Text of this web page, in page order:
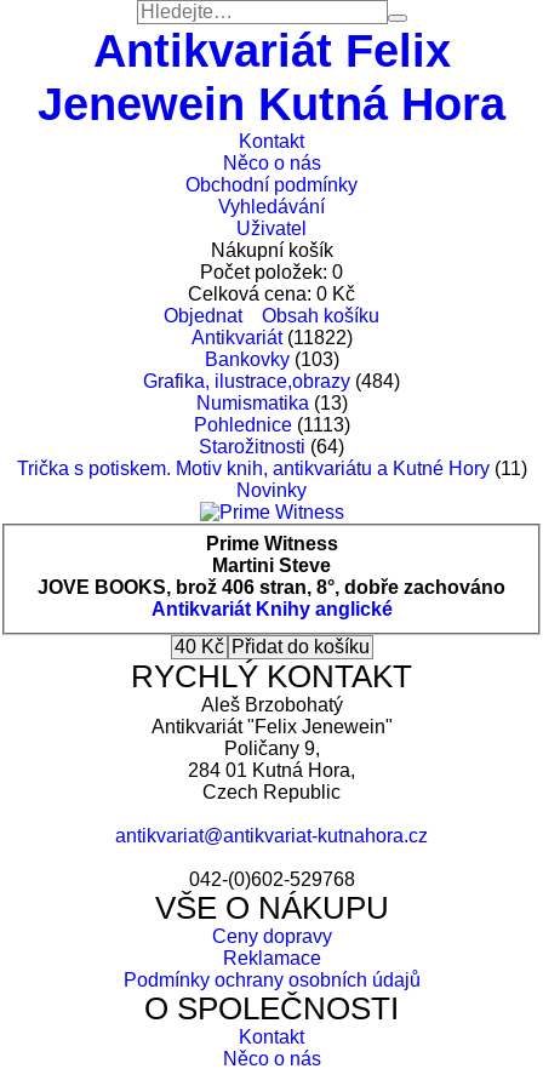
Antikvariát Felix
Jenewein Kutná Hora
Kontakt
Něco o nás
Obchodní podmínky
Vyhledávání
Uživatel
Nákupní košík
Počet položek: 0
Celková cena: 0 Kč
Objednat
Obsah košíku
Antikvariát(11822)
Bankovky(103)
Grafika, ilustrace,obrazy (484)
Numismatika (13)
Pohlednice(1113)
Starožitnosti (64)
Trička s potiskem. Motiv knih, antikvariátu a Kutné Hory(11)
Novinky
Prime Witness
Martini Steve
JOVE BOOKS, brož 406 stran, 8°, dobře zachováno
Antikvariát Knihy anglické
RYCHLÝ KONTAKT
Aleš Brzobohatý
Antikvariát "Felix Jenewein"
Poličany 9,
284 01 Kutná Hora,
Czech Republic
antikvariat@antikvariat-kutnahora.cz
042-(0)602-529768
VŠE O NÁKUPU
Ceny dopravy
Reklamace
Podmínky ochrany osobních údajů
O SPOLEČNOSTI
Kontakt
Něco o nás